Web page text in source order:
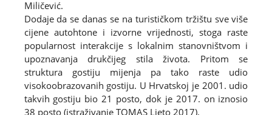
Miličević.
Dodaje da se danas se na turističkom tržištu sve više
cijene autohtone i izvorne vrijednosti, stoga raste
popularnost interakcije s lokalnim stanovništvom i
upoznavanja drukčijeg stila života. Pritom se
struktura gostiju mijenja pa tako raste udio
visokoobrazovanih gostiju. U Hrvatskoj je 2001. udio
takvih gostiju bio 21 posto, dok je 2017. on iznosio
38 posto (istraživanje TOMAS Ljeto 2017).